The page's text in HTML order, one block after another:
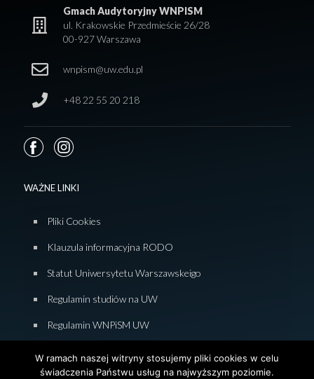
Gmach Audytoryjny WNPISM
ul. Krakowskie Przedmieście 26/28
00-927 Warszawa
wnpism@uw.edu.pl
+48 22 55 20 218
WAŻNE LINKI
Pliki Cookies
Klauzula informacyjna RODO
Statut Uniwersytetu Warszawskeigo
Regulamin studiów na UW
Regulamin WNPiSM UW
W ramach naszej witryny stosujemy pliki cookies w celu
świadczenia Państwu usług na najwyższym poziomie.